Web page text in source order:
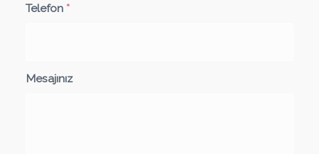
Telefon *
Mesajınız